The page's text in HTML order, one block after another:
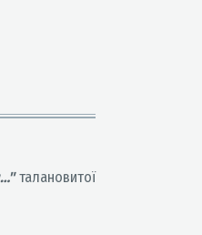
" талановитої